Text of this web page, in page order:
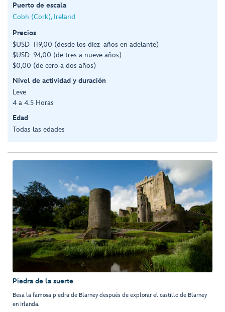
Puerto de escala
Cobh (Cork), Ireland
Precios
$USD 119,00 (desde los diez años en adelante)
$USD 94,00 (de tres a nueve años)
$0,00 (de cero a dos años)
Nivel de actividad y duración
Leve
4 a 4.5 Horas
Edad
Todas las edades
Piedra de la suerte
Besa la famosa piedra de Blarney después de explorar el castillo de Blarney
en Irlanda.